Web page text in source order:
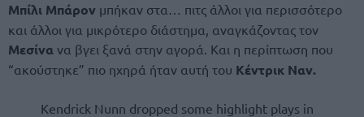
Μπίλι Μπάρον μπήκαν στα… πιτς άλλοι για περισσότερο
και άλλοι για μικρότερο διάστημα, αναγκάζοντας τον
Μεσίνα να βγει ξανά στην αγορά. Και η περίπτωση που
“ακούστηκε” πιο ηχηρά ήταν αυτή του Κέντρικ Ναν.
Kendrick Nunn dropped some highlight plays in